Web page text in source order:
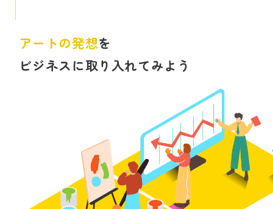
アートの発想を
ビジネスに取り入れてみよう